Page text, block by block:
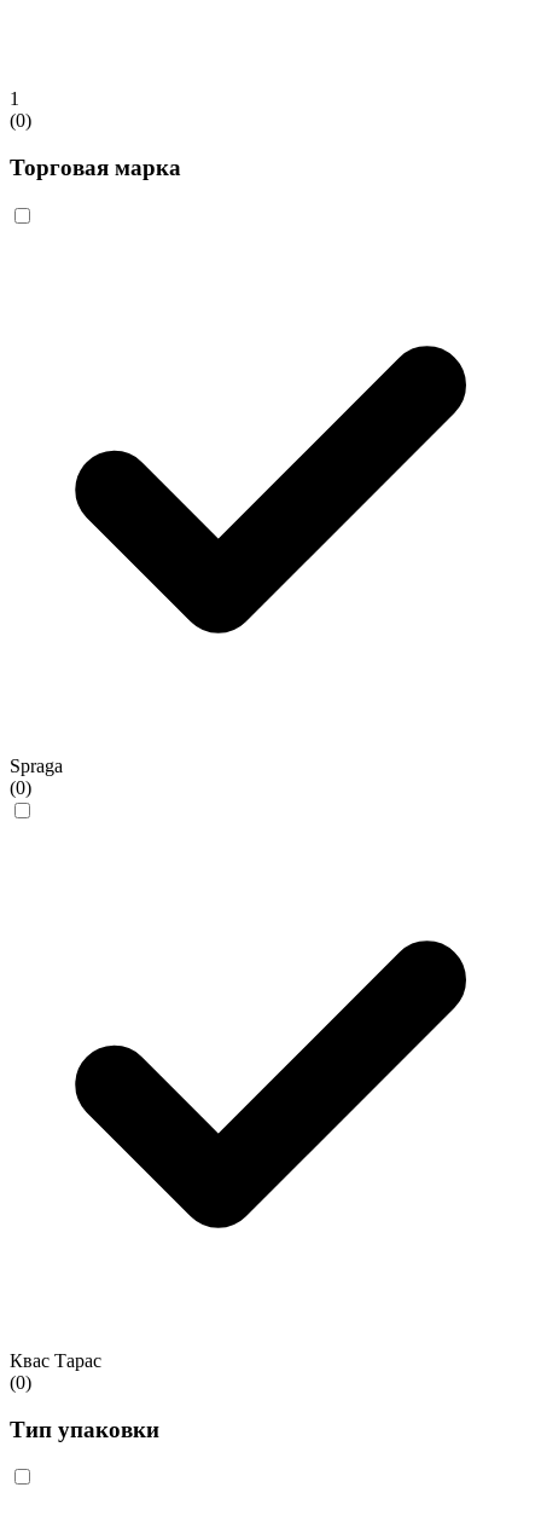
1
(0)
Торговая марка
Spraga
(0)
Квас Тарас
(0)
Тип упаковки